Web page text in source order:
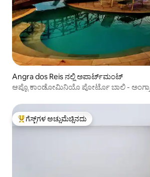
Angra dos Reis ನಲ್ಲಿ ಅಪಾರ್ಟ್‌ಮಂಟ್
ಆಪ್ಟೊ ಕಾಂಡೋಮಿನಿಯೊ ಪೋರ್ಟೊ ಬಾಲಿ - ಅಂಗ್ರಾ
ಗೆಸ್ಟ್‌ಗಳಿಗೆ ಅತಿ ಹೆಚ್ಚು ಅಚ್ಚುಮೆಚ್ಚಿನದು
ಗೆಸ್ಟ್‌ಗಳ ಅಚ್ಚುಮೆಚ್ಚಿನದು